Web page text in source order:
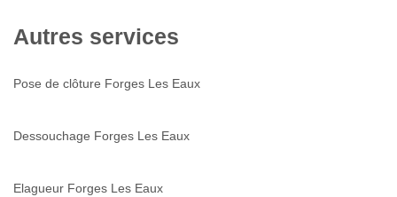
Autres services
Pose de clôture Forges Les Eaux
Dessouchage Forges Les Eaux
Elagueur Forges Les Eaux